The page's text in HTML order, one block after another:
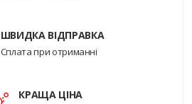
ШВИДКА ВІДПРАВКА
Сплата при отриманні
КРАЩА ЦІНА